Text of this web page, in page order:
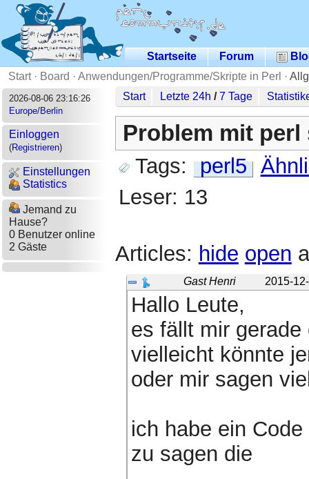
Startseite Forum
Start· Board · Anwendungen/Programme/Skripte in Perl ·
2026-08-06 23:16:26
Europe/Berlin
Einloggen
(Registrieren)
Einstellungen
Statistics
Jemand zu
Hause?
0 Benutzer online
2 Gäste
Start Letzte 24h /7 Tage
Problem mit
Tags: perl5
Leser: 13
Articles: hide open
Gast Henri 2015-
Hallo Leute,
es fällt mir
vielleicht könnte
oder mir sagen
ich habe ein
zu sagen die